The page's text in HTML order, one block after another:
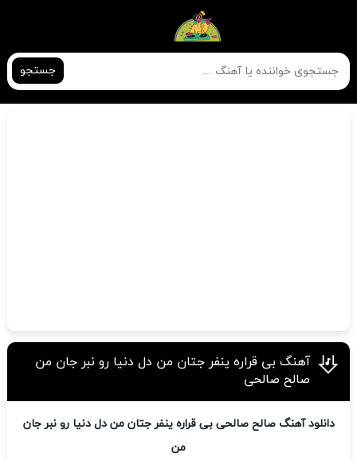
جستجو
آهنگ بی قراره ینفر جتان من دل دنیا رو نبر جان من
صالح صالحی
دانلود آهنگ صالح صالحی بی قراره ینفر جتان من دل دنیا رو نبر جان
من